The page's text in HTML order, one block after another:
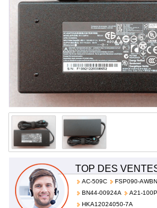
TOP DES
AC-509C FSP090-
BN44-00924A
A21-
HKA12024050-7A